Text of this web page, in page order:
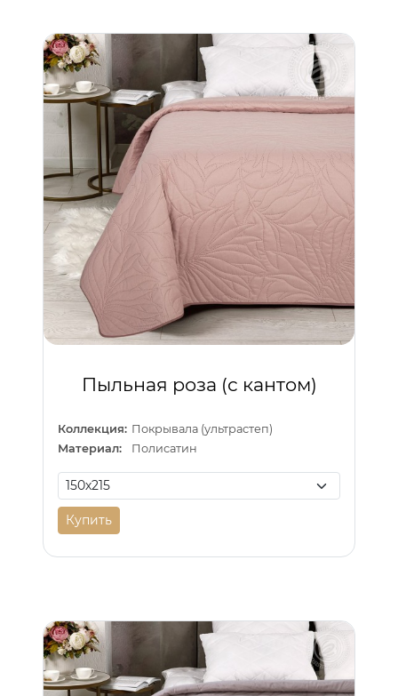
Пыльная роза (с кантом)
Коллекция: Покрывала (ультрастеп)
Материал:
Полисатин
Купить